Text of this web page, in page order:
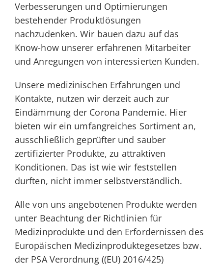
Verbesserungen und Optimierungen
bestehender Produktlösungen
nachzudenken. Wir bauen dazu auf das
Know-how unserer erfahrenen Mitarbeiter
und Anregungen von interessierten Kunden.
Unsere medizinischen Erfahrungen und
Kontakte, nutzen wir derzeit auch zur
Eindämmung der Corona Pandemie. Hier
bieten wir ein umfangreiches Sortiment an,
ausschließlich geprüfter und sauber
zertifizierter Produkte, zu attraktiven
Konditionen. Das ist wie wir feststellen
durften, nicht immer selbstverständlich.
Alle von uns angebotenen Produkte werden
unter Beachtung der Richtlinien für
Medizinprodukte und den Erfordernissen des
Europäischen Medizinproduktegesetzes bzw.
der PSA Verordnung ((EU) 2016/425)